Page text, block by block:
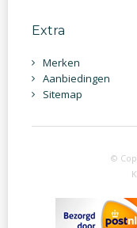
Extra
Merken
Aanbiedingen
Sitemap
©